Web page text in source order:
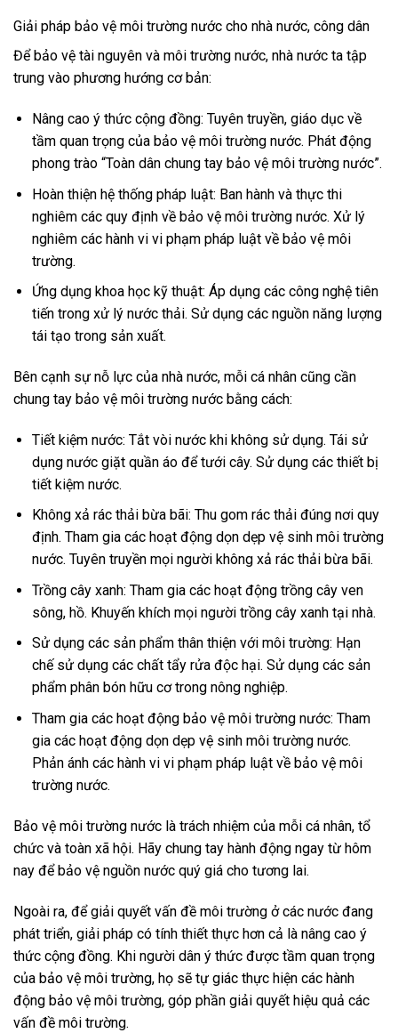
Giải pháp bảo vệ môi trường nước cho nhà nước, công dân
Để bảo vệ tài nguyên và môi trường nước, nhà nước ta tập
trung vào phương hướng cơ bản:
Nâng cao ý thức cộng đồng: Tuyên truyền, giáo dục về
tầm quan trọng của bảo vệ môi trường nước. Phát động
phong trào “Toàn dân chung tay bảo vệ môi trường nước”.
Hoàn thiện hệ thống pháp luật: Ban hành và thực thi
nghiêm các quy định về bảo vệ môi trường nước. Xử lý
nghiêm các hành vi vi phạm pháp luật về bảo vệ môi
trường.
Ứng dụng khoa học kỹ thuật: Áp dụng các công nghệ tiên
tiến trong xử lý nước thải. Sử dụng các nguồn năng lượng
tái tạo trong sản xuất.
Bên cạnh sự nỗ lực của nhà nước, mỗi cá nhân cũng cần
chung tay bảo vệ môi trường nước bằng cách:
Tiết kiệm nước: Tắt vòi nước khi không sử dụng. Tái sử
dụng nước giặt quần áo để tưới cây. Sử dụng các thiết bị
tiết kiệm nước.
Không xả rác thải bừa bãi: Thu gom rác thải đúng nơi quy
định. Tham gia các hoạt động dọn dẹp vệ sinh môi trường
nước. Tuyên truyền mọi người không xả rác thải bừa bãi.
Trồng cây xanh: Tham gia các hoạt động trồng cây ven
sông, hồ. Khuyến khích mọi người trồng cây xanh tại nhà.
Sử dụng các sản phẩm thân thiện với môi trường: Hạn
chế sử dụng các chất tẩy rửa độc hại. Sử dụng các sản
phẩm phân bón hữu cơ trong nông nghiệp.
Tham gia các hoạt động bảo vệ môi trường nước: Tham
gia các hoạt động dọn dẹp vệ sinh môi trường nước.
Phản ánh các hành vi vi phạm pháp luật về bảo vệ môi
trường nước.
Bảo vệ môi trường nước là trách nhiệm của mỗi cá nhân, tổ
chức và toàn xã hội. Hãy chung tay hành động ngay từ hôm
nay để bảo vệ nguồn nước quý giá cho tương lai.
Ngoài ra, để giải quyết vấn đề môi trường ở các nước đang
phát triển, giải pháp có tính thiết thực hơn cả là nâng cao ý
thức cộng đồng. Khi người dân ý thức được tầm quan trọng
của bảo vệ môi trường, họ sẽ tự giác thực hiện các hành
động bảo vệ môi trường, góp phần giải quyết hiệu quả các
vấn đề môi trường.